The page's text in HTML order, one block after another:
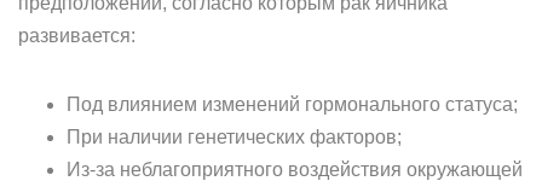
развивается:
Под влиянием изменений гормонального статуса;
При наличии генетических факторов;
Из-за неблагоприятного воздействия окружающей